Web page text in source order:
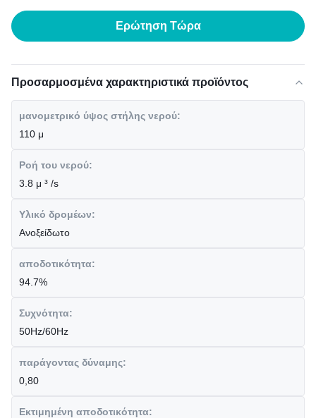
Ερώτηση Τώρα
Προσαρμοσμένα χαρακτηριστικά προϊόντος
μανομετρικό ύψος στήλης νερού:
110 μ
Ροή του νερού:
3.8 μ ³ /s
Υλικό δρομέων:
Ανοξείδωτο
αποδοτικότητα:
94.7%
Συχνότητα:
50Hz/60Hz
παράγοντας δύναμης:
0,80
Εκτιμημένη αποδοτικότητα: